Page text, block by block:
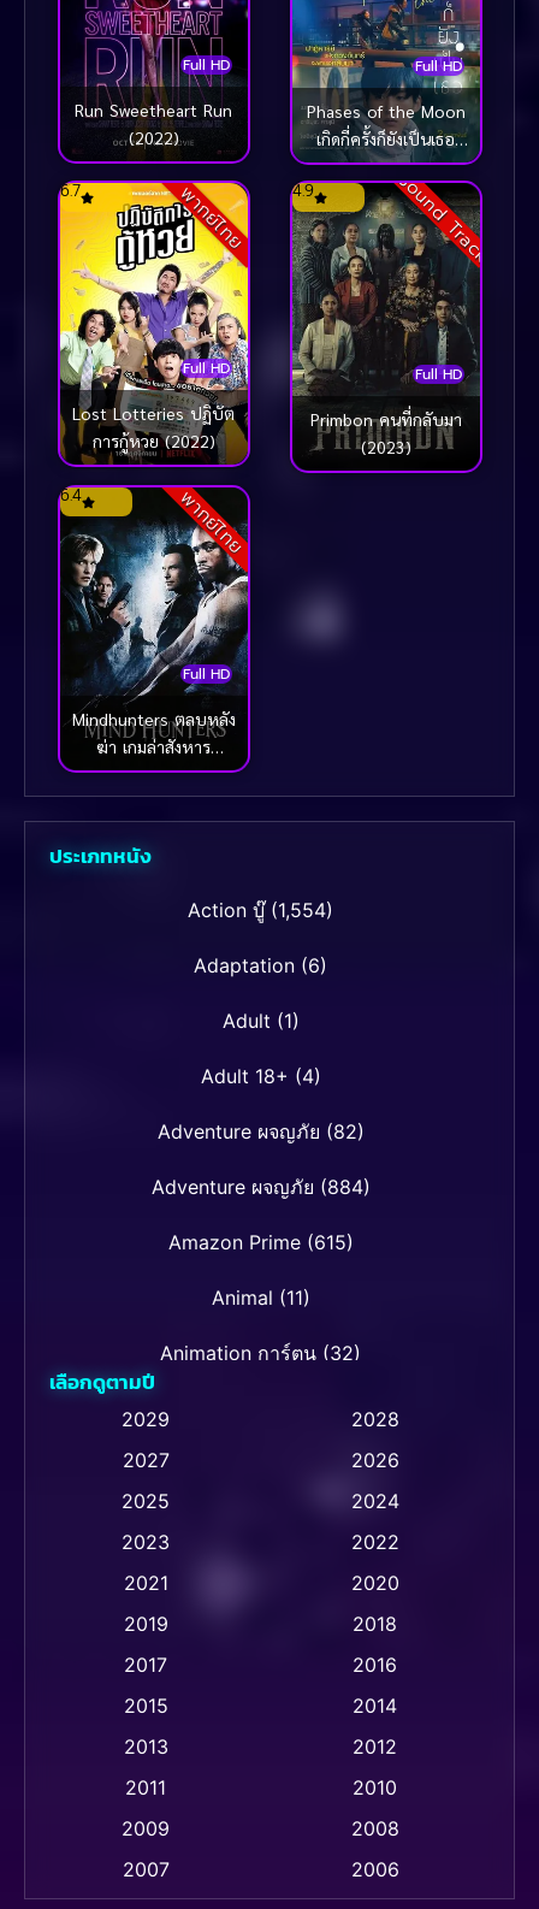
ประเภทหนัง
Action บู๊(1,554)
Adaptation (6)
Adult (1)
Adult 18+ (4)
Adventure ผจญภัย (82)
Adventure ผจญภัย (884)
Amazon Prime(615)
Animal (11)
Animation การ์ตูน (32)
Animation การ์ตูน (28)
Animation การ์ตูน (237)
Animation แอนิเมชัน (1)
Animation แอนิเมชั่น (1)
เลือกดูตามปี
2029
2028
2027
2026
2025
2024
2023
2022
2021
2020
2019
2018
2017
2016
2015
2014
2013
2012
2011
2010
2009
2008
2007
2006
Full HD
Run Sweetheart Run
(2022)
Full HD
Phases of the Moon
เกิดกี่ครั้งก็ยังเป็นเธอ
(2022)
พากย์ไทย
Full HD
6.7
Lost Lotteries ปฏิบัต
การกู้หวย (2022)
Sound Track
Full HD
4.9
Primbon คนที่กลับมา
(2023)
พากย์ไทย
Full HD
6.4
Mindhunters ตลบหลัง
ฆ่า เกมล่าสังหาร
(2004)